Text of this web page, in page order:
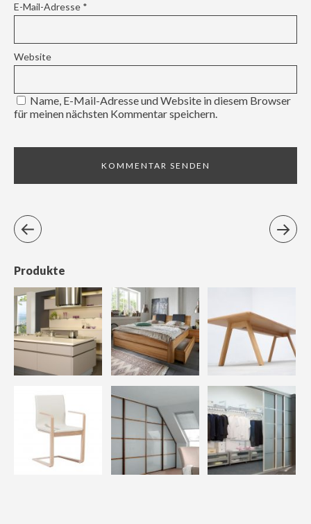
E-Mail-Adresse *
Website
Name, E-Mail-Adresse und Website in diesem Browser
für meinen nächsten Kommentar speichern.
Produkte